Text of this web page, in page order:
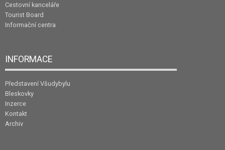
Cestovní kanceláře
Tourist Board
Informační centra
INFORMACE
Představení Všudybylu
Bleskovky
Inzerce
Kontakt
Archiv